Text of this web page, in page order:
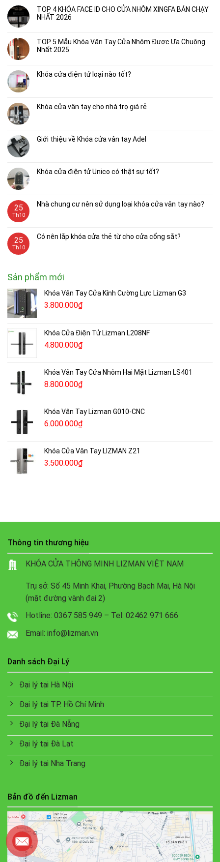
TOP 4 KHÓA FACE ID CHO CỬA NHÔM XINGFA BÁN CHẠY
NHẤT 2026
TOP 5 Mẫu Khóa Vân Tay Cửa Nhôm Được Ưa Chuộng
Nhất 2025
Khóa cửa điện tử loại nào tốt?
Khóa cửa vân tay cho nhà trọ giá rẻ
Giới thiệu về Khóa cửa vân tay Adel
Khóa cửa điện tử Unico có thật sự tốt?
25
Th10
Nhà chung cư nên sử dụng loại khóa cửa vân tay nào?
25
Th10
Có nên lắp khóa cửa thẻ từ cho cửa cổng sắt?
Sản phẩm mới
Khóa Vân Tay Cửa Kính Cường Lực Lizman G3
3.800.000₫
Khóa Cửa Điện Tử Lizman L208NF
4.800.000₫
Khóa Vân Tay Cửa Nhôm Hai Mặt Lizman LS401
8.800.000₫
Khóa Vân Tay Lizman G010-CNC
6.000.000₫
Khóa Cửa Vân Tay LIZMAN Z21
3.500.000₫
Thông tin thương hiệu
KHÓA CỬA THÔNG MINH LIZMAN VIỆT NAM
Trụ sở: Số 45 Minh Khai, Phường Bạch Mai, Hà Nội
(mặt đường vành đai 2)
Hotline: 0367 585 949 – Tel: 02462 971 666
Email: info@lizman.vn
Danh sách Đại Lý
Đại lý tại Hà Nội
Đại lý tại TP. Hồ Chí Minh
Đại lý tại Đà Nẵng
Đại lý tại Đà Lạt
Đại lý tại Nha Trang
Bản đồ đến Lizman